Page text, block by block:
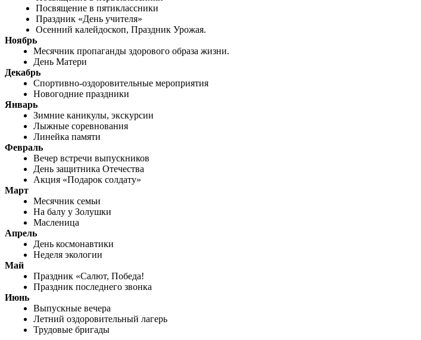
Посвящение в пятиклассники
Праздник «День учителя»
Осенний калейдоскоп, Праздник Урожая.
Ноябрь
Месячник пропаганды здорового образа жизни.
День Матери
Декабрь
Спортивно-оздоровительные мероприятия
Новогодние праздники
Январь
Зимние каникулы, экскурсии
Лыжные соревнования
Линейка памяти
Февраль
Вечер встречи выпускников
День защитника Отечества
Акция «Подарок солдату»
Март
Месячник семьи
На балу у Золушки
Масленица
Апрель
День космонавтики
Неделя экологии
Май
Праздник «Салют, Победа!
Праздник последнего звонка
Июнь
Выпускные вечера
Летний оздоровительный лагерь
Трудовые бригады